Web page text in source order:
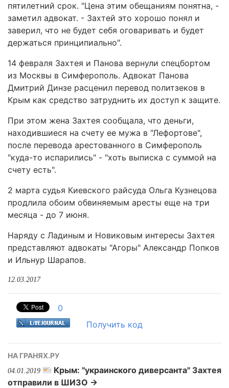
пятилетний срок. "Цена этим обещаниям понятна, -
заметил адвокат. - Захтей это хорошо понял и
заверил, что не будет себя оговаривать и будет
держаться принципиально".
14 февраля Захтея и Панова вернули спецбортом
из Москвы в Симферополь. Адвокат Панова
Дмитрий Динзе расценил перевод политзеков в
Крым как средство затруднить их доступ к защите.
При этом жена Захтея сообщала, что деньги,
находившиеся на счету ее мужа в "Лефортове",
после перевода арестованного в Симферополь
"куда-то испарились" - "хоть выписка с суммой на
счету есть".
2 марта судья Киевского райсуда Ольга Кузнецова
продлила обоим обвиняемым аресты еще на три
месяца - до 7 июня.
Наряду с Ладиным и Новиковым интересы Захтея
представляют адвокаты "Агоры" Александр Попков
и Ильнур Шарапов.
12.03.2017
0
Получить код
НА ГРАНЯХ.РУ
04.01.2019
Крым: "украинского диверсанта" Захтея
отправили в ШИЗО →